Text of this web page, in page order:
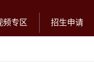
频专区 招生申请